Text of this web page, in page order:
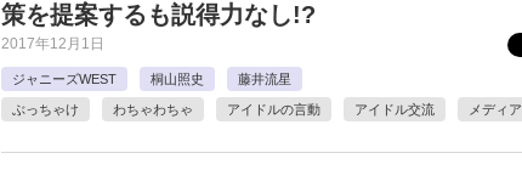
策を提案するも説得力なし!?
2017年12月1日
ジャニーズWEST 桐山照史 藤井流星
ぶっちゃけ わちゃわちゃ アイドルの言動 アイドル交流 メディア